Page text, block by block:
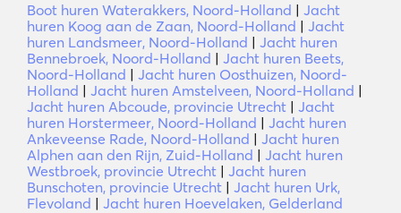
Boot huren Waterakkers, Noord-Holland | Jacht
huren Koog aan de Zaan, Noord-Holland | Jacht
huren Landsmeer, Noord-Holland | Jacht huren
Bennebroek, Noord-Holland | Jacht huren Beets,
Noord-Holland | Jacht huren Oosthuizen, Noord-
Holland | Jacht huren Amstelveen, Noord-Holland |
Jacht huren Abcoude, provincie Utrecht | Jacht
huren Horstermeer, Noord-Holland | Jacht huren
Ankeveense Rade, Noord-Holland | Jacht huren
Alphen aan den Rijn, Zuid-Holland | Jacht huren
Westbroek, provincie Utrecht | Jacht huren
Bunschoten, provincie Utrecht | Jacht huren Urk,
Flevoland | Jacht huren Hoevelaken, Gelderland